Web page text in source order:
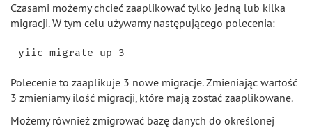
Czasami możemy chcieć zaaplikować tylko jedną lub kilka
migracji. W tym celu używamy następującego polecenia:
Polecenie to zaaplikuje 3 nowe migracje. Zmieniając wartość
3 zmieniamy ilość migracji, które mają zostać zaaplikowane.
Możemy również zmigrować bazę danych do określonej